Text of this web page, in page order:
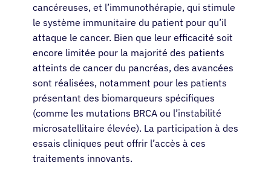
cancéreuses, et l’immunothérapie, qui stimule
le système immunitaire du patient pour qu’il
attaque le cancer. Bien que leur efficacité soit
encore limitée pour la majorité des patients
atteints de cancer du pancréas, des avancées
sont réalisées, notamment pour les patients
présentant des biomarqueurs spécifiques
(comme les mutations BRCA ou l’instabilité
microsatellitaire élevée). La participation à des
essais cliniques peut offrir l’accès à ces
traitements innovants.